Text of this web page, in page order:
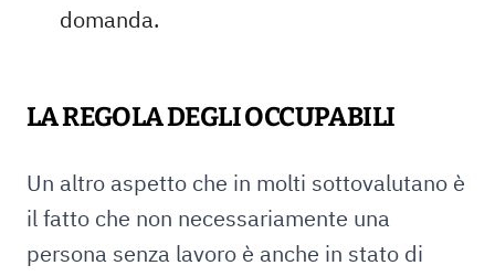
domanda.
LA REGOLA DEGLI OCCUPABILI
Un altro aspetto che in molti sottovalutano è
il fatto che non necessariamente una
persona senza lavoro è anche in stato di